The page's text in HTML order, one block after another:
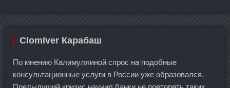
Clomiver Карабаш
По мнению Калимуллиной спрос на подобные
консультационные услуги в России уже образовался.